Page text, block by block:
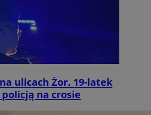
ulicach Żor. 19-latek
na crosie